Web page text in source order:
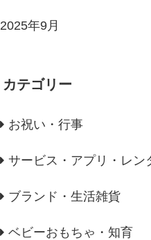
2025年9月
カテゴリー
お祝い・行事
サービス・アプリ・レン
ブランド・生活雑貨
ベビーおもちゃ・知育